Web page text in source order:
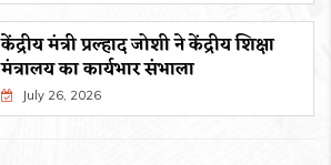
केंद्रीय मंत्री प्रल्हाद जोशी ने केंद्रीय शिक्षा
मंत्रालय का कार्यभार संभाला
July 26, 2026